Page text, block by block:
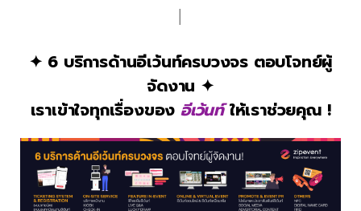
✦ 6 บริการด้านอีเว้นท์ครบวงจร ตอบโจทย์ผู้
จัดงาน ✦
เราเข้าใจทุกเรื่องของ อีเว้นท์ให้เราช่วยคุณ !